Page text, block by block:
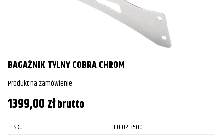
BAGAŻNIK TYLNY COBRA CHROM
Produkt na zamówienie
1399,00złbrutto
SKU:
CO-02-3500